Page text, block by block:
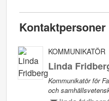
Kontaktpersoner
KOMMUNIKATÖR
Linda
Kommunikatör för
och